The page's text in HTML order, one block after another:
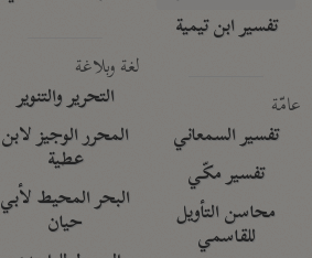
تفسير ابن تيمية
عامّة
تفسير السمعاني
تفسير مكّي
محاسن التأويل
للقاسمي
لغة وبلاغة
التحرير والتنوير
المحرر الوجيز لابن
عطية
البحر المحيط لأبي
حيان